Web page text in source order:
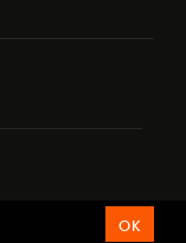
OK